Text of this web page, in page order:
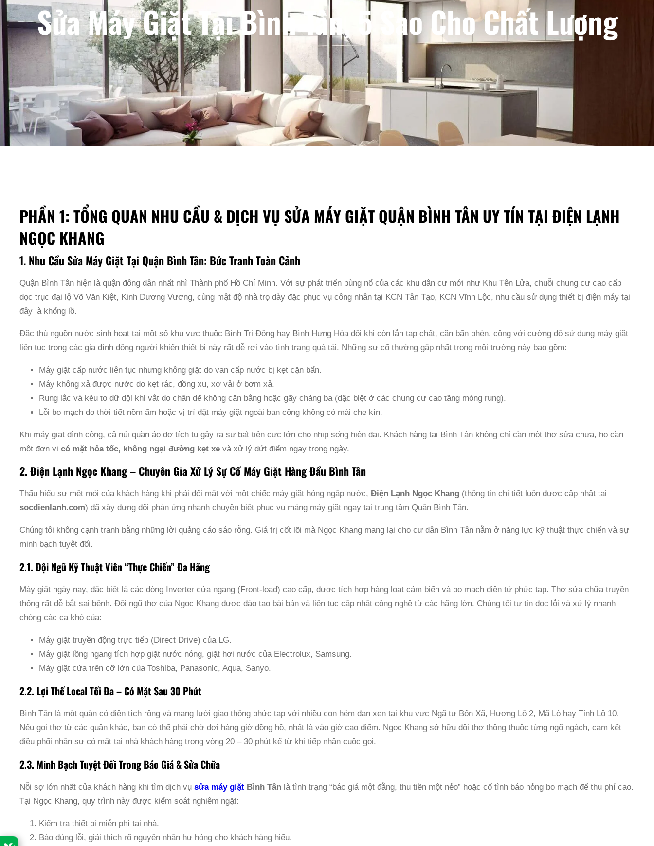
Sửa Máy Giặt Tại Bình Tân, 5 Sao Cho Chất Lượng
PHẦN 1: TỔNG QUAN NHU CẦU & DỊCH VỤ SỬA MÁY GIẶT QUẬN BÌNH TÂN UY TÍN TẠI ĐIỆN LẠNH
NGỌC KHANG
1. Nhu Cầu Sửa Máy Giặt Tại Quận Bình Tân: Bức Tranh Toàn Cảnh
Quận Bình Tân hiện là quận đông dân nhất nhì Thành phố Hồ Chí Minh. Với sự phát triển bùng nổ của các khu dân cư mới như Khu Tên Lửa, chuỗi chung cư cao cấp
dọc trục đại lộ Võ Văn Kiệt, Kinh Dương Vương, cùng mật độ nhà trọ dày đặc phục vụ công nhân tại KCN Tân Tạo, KCN Vĩnh Lộc, nhu cầu sử dụng thiết bị điện máy tại
đây là khổng lồ.
Đặc thù nguồn nước sinh hoạt tại một số khu vực thuộc Bình Trị Đông hay Bình Hưng Hòa đôi khi còn lẫn tạp chất, cặn bẩn phèn, cộng với cường độ sử dụng máy giặt
liên tục trong các gia đình đông người khiến thiết bị này rất dễ rơi vào tình trạng quá tải. Những sự cố thường gặp nhất trong môi trường này bao gồm:
Máy giặt cấp nước liên tục nhưng không giặt do van cấp nước bị kẹt cặn bẩn.
Máy không xả được nước do kẹt rác, đồng xu, xơ vải ở bơm xả.
Rung lắc và kêu to dữ dội khi vắt do chân đế không cân bằng hoặc gãy chảng ba (đặc biệt ở các chung cư cao tầng móng rung).
Lỗi bo mạch do thời tiết nồm ẩm hoặc vị trí đặt máy giặt ngoài ban công không có mái che kín.
Khi máy giặt đình công, cả núi quần áo dơ tích tụ gây ra sự bất tiện cực lớn cho nhịp sống hiện đại. Khách hàng tại Bình Tân không chỉ cần một thợ sửa chữa, họ cần
một đơn vịcó mặt hỏa tốc, không ngại đường kẹt xe và xử lý dứt điểm ngay trong ngày.
2. Điện Lạnh Ngọc Khang – Chuyên Gia Xử Lý Sự Cố Máy Giặt Hàng Đầu Bình Tân
Thấu hiểu sự mệt mỏi của khách hàng khi phải đối mặt với một chiếc máy giặt hỏng ngập nước,Điện Lạnh Ngọc Khang (thông tin chi tiết luôn được cập nhật tại
socdienlanh.com) đã xây dựng đội phản ứng nhanh chuyên biệt phục vụ mảng máy giặt ngay tại trung tâm Quận Bình Tân.
Chúng tôi không cạnh tranh bằng những lời quảng cáo sáo rỗng. Giá trị cốt lõi mà Ngọc Khang mang lại cho cư dân Bình Tân nằm ở năng lực kỹ thuật thực chiến và sự
minh bạch tuyệt đối.
2.1. Đội Ngũ Kỹ Thuật Viên “Thực Chiến” Đa Hãng
Máy giặt ngày nay, đặc biệt là các dòng Inverter cửa ngang (Front-load) cao cấp, được tích hợp hàng loạt cảm biến và bo mạch điện tử phức tạp. Thợ sửa chữa truyền
thống rất dễ bắt sai bệnh. Đội ngũ thợ của Ngọc Khang được đào tạo bài bản và liên tục cập nhật công nghệ từ các hãng lớn. Chúng tôi tự tin đọc lỗi và xử lý nhanh
chóng các ca khó của:
Máy giặt truyền động trực tiếp (Direct Drive) của LG.
Máy giặt lồng ngang tích hợp giặt nước nóng, giặt hơi nước của Electrolux, Samsung.
Máy giặt cửa trên cỡ lớn của Toshiba, Panasonic, Aqua, Sanyo.
2.2. Lợi Thế Local Tối Đa – Có Mặt Sau 30 Phút
Bình Tân là một quận có diện tích rộng và mạng lưới giao thông phức tạp với nhiều con hẻm đan xen tại khu vực Ngã tư Bốn Xã, Hương Lộ 2, Mã Lò hay Tỉnh Lộ 10.
Nếu gọi thợ từ các quận khác, bạn có thể phải chờ đợi hàng giờ đồng hồ, nhất là vào giờ cao điểm. Ngọc Khang sở hữu đội thợ thông thuộc từng ngõ ngách, cam kết
điều phối nhân sự có mặt tại nhà khách hàng trong vòng 20 – 30 phút kể từ khi tiếp nhận cuộc gọi.
2.3. Minh Bạch Tuyệt Đối Trong Báo Giá & Sửa Chữa
Nỗi sợ lớn nhất của khách hàng khi tìm dịch vụsửa máy giặt Bình Tân là tình trạng “báo giá một đằng, thu tiền một nẻo” hoặc cố tình báo hỏng bo mạch để thu phí cao.
Tại Ngọc Khang, quy trình này được kiểm soát nghiêm ngặt:
Kiểm tra thiết bị miễn phí tại nhà.
Báo đúng lỗi, giải thích rõ nguyên nhân hư hỏng cho khách hàng hiểu.